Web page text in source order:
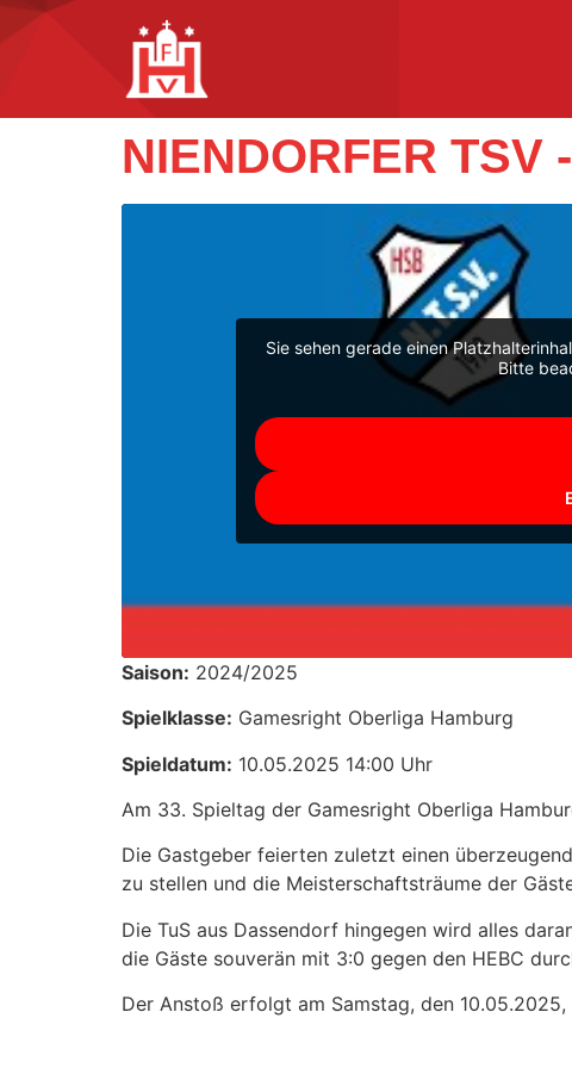
NIENDORFER TSV
Sie sehen gerade einen
Bitte
Saison: 2024/2025
Spielklasse: Gamesright Oberliga Hamburg
Spieldatum: 10.05.2025 14:00 Uhr
Am 33. Spieltag der Gamesright Oberliga
Die Gastgeber feierten zuletzt einen
zu stellen und die Meisterschaftsträume der
Die TuS aus Dassendorf hingegen wird alles
die Gäste souverän mit 3:0 gegen den HEBC
Der Anstoß erfolgt am Samstag, den